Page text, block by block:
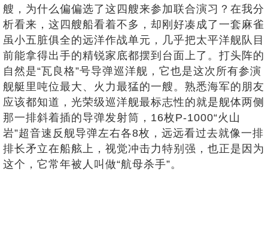
艘，为什么偏偏选了这四艘来参加联合演习？在我分
析看来，这四艘船看着不多，却刚好凑成了一套麻雀
虽小五脏俱全的远洋作战单元，几乎把太平洋舰队目
前能拿得出手的精锐家底都摆到台面上了。打头阵的
自然是“瓦良格”号导弹巡洋舰，它也是这次所有参演
舰艇里吨位最大、火力最猛的一艘。熟悉海军的朋友
应该都知道，光荣级巡洋舰最标志性的就是舰体两侧
那一排斜着插的导弹发射筒，16枚P-1000“火山
岩”超音速反舰导弹左右各8枚，远远看过去就像一排
排长矛立在船舷上，视觉冲击力特别强，也正是因为
这个，它常年被人叫做“航母杀手”。